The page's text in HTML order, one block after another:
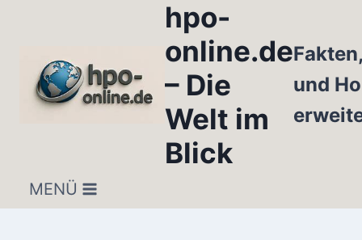
hpo-
online.de
– Die
Welt im
Blick
und
MENÜ